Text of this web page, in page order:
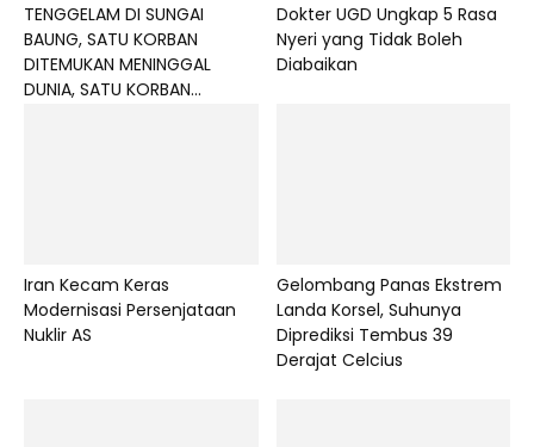
TENGGELAM DI SUNGAI
BAUNG, SATU KORBAN
DITEMUKAN MENINGGAL
DUNIA, SATU KORBAN...
Dokter UGD Ungkap 5 Rasa
Nyeri yang Tidak Boleh
Diabaikan
Iran Kecam Keras
Modernisasi Persenjataan
Nuklir AS
Gelombang Panas Ekstrem
Landa Korsel, Suhunya
Diprediksi Tembus 39
Derajat Celcius